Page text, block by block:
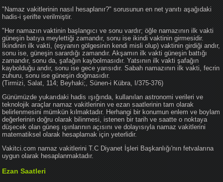
"Namaz vakitlerinin nasıl hesaplanır?" sorusunun en net yanıtı aşağıdaki
hadis-i şerifte verilmiştir.
"Her namazın vaktinin başlangıcı ve sonu vardır; öğle namazının ilk vakti
güneşin batıya meylettiği zamandır, sonu ise ikindi vaktinin girmesidir.
İkindinin ilk vakti, (eşyanın gölgesinin kendi misli olup) vaktinin girdiği andır,
sonu ise, güneşin sarardığı zamandır. Akşamın ilk vakti güneşin battığı
zamandır, sonu da, şafağın kaybolmasıdır. Yatsının ilk vakti şafağın
kaybolduğu andır, sonu ise gece yarısıdır. Sabah namazının ilk vakti, fecrin
zuhuru, sonu ise güneşin doğmasıdır.
(Tirmizi, Salat, 114; Beyhaki;, Sünen-i Kübra, I/375-376)
Günümüzde yukarıdaki hadis ışığında, kullanılan astronomi verileri ve
teknolojik araçlar namaz vakitlerinin ve ezan saatlerinin tam olarak
belirlenmesini mümkün kılmaktadır. Herhangi bir konumun enlem ve boylam
değerlerinin doğru olarak bilinmesi, istenen bir tarih ve saatte o noktaya
düşecek olan güneş ışınlarının açısını ve dolayısıyla namaz vakitlerini
matematiksel olarak hesaplamak için yeterlidir.
Vakitci.com namaz vakitlerini T.C Diyanet İşleri Başkanlığı'nın fetvalarına
uygun olarak hesaplanmaktadır.
Ezan Saatleri